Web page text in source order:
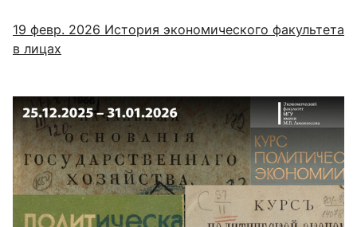
19 февр. 2026 История экономического факультета
в лицах